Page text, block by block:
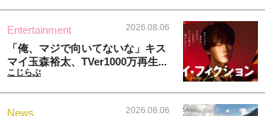
Entertainment 2026.08.06
「俺、マジで向いてないな」キス
マイ玉森裕太、TVer1000万再生...
こじらぶ
News 2026.08.06